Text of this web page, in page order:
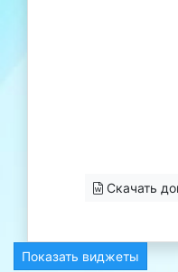
Скачать
Показать виджеты